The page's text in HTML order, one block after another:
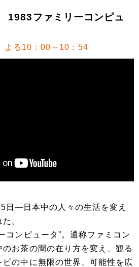
1983ファミリーコンピュ
よる10：00～10：54
日—日本中の人々の生活を変え
。
コンピュータ”。通称ファミコン
お茶の間の在り方を変え、観る
の中に無限の世界、可能性を広